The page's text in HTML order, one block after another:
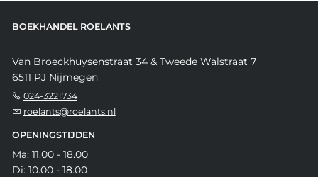
BOEKHANDEL ROELANTS
Van Broeckhuysenstraat 34 & Tweede Walstraat 7
6511 PJ Nijmegen
024-3221734
roelants@roelants.nl
OPENINGSTIJDEN
Ma: 11.00 - 18.00
Di: 10.00 - 18.00